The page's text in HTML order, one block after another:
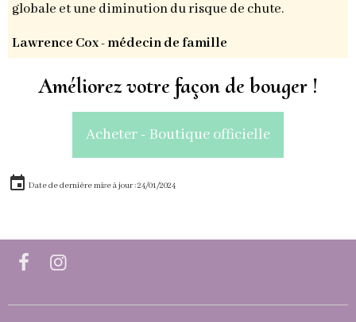
globale et une diminution du risque de chute.
Lawrence Cox - médecin de famille
Améliorez votre façon de bouger !
Acheter - Boutique officielle
Date de dernière mise à jour : 24/01/2024